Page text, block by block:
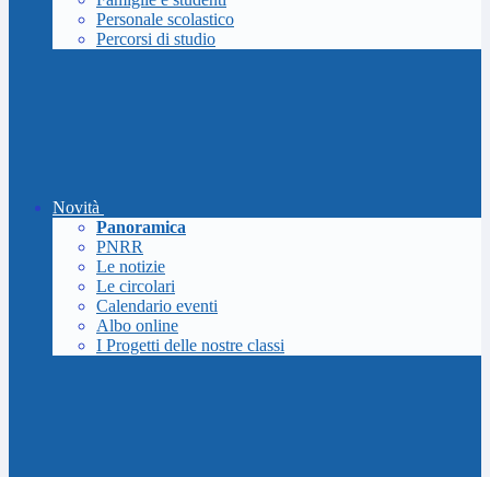
Personale scolastico
Percorsi di studio
Novità
Panoramica
PNRR
Le notizie
Le circolari
Calendario eventi
Albo online
I Progetti delle nostre classi